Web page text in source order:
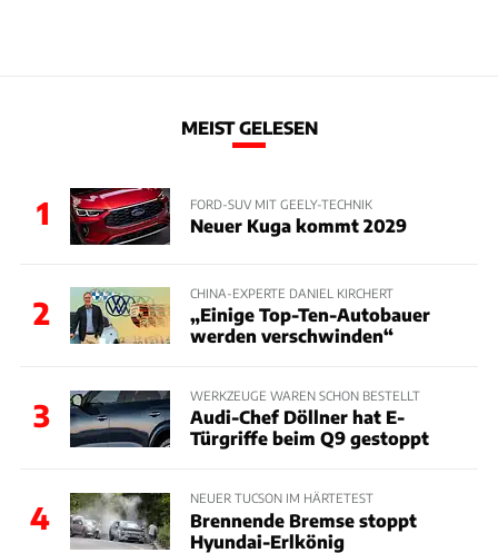
MEIST GELESEN
1 FORD-SUV MIT GEELY-TECHNIK
Neuer Kuga kommt 2029
2
CHINA-EXPERTE DANIEL KIRCHERT
„Einige Top-Ten-Autobauer
werden verschwinden“
3
WERKZEUGE WAREN SCHON BESTELLT
Audi-Chef Döllner hat E-
Türgriffe beim Q9 gestoppt
4
NEUER TUCSON IM HÄRTETEST
Brennende Bremse stoppt
Hyundai-Erlkönig